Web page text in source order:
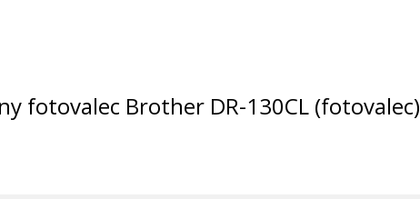
fotovalec Brother DR-130CL (fotovalec)